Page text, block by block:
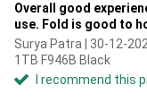
Overall good
use. Fold is good to
Surya Patra | 30-12-
1TB F946B Black
I recommend this